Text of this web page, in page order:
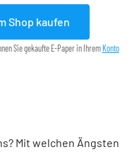
Shop kaufen
Sie gekaufte E-Paper in Ihrem Konto
Mit welchen Ängsten